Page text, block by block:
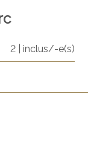
2 | inclus/-e(s)